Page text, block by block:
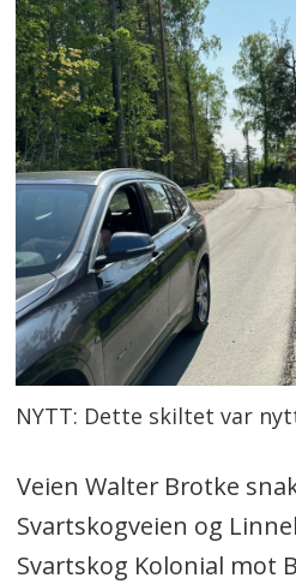
NYTT: Dette skiltet var
Veien Walter Brotke
Svartskogveien og
Svartskog Kolonial mot